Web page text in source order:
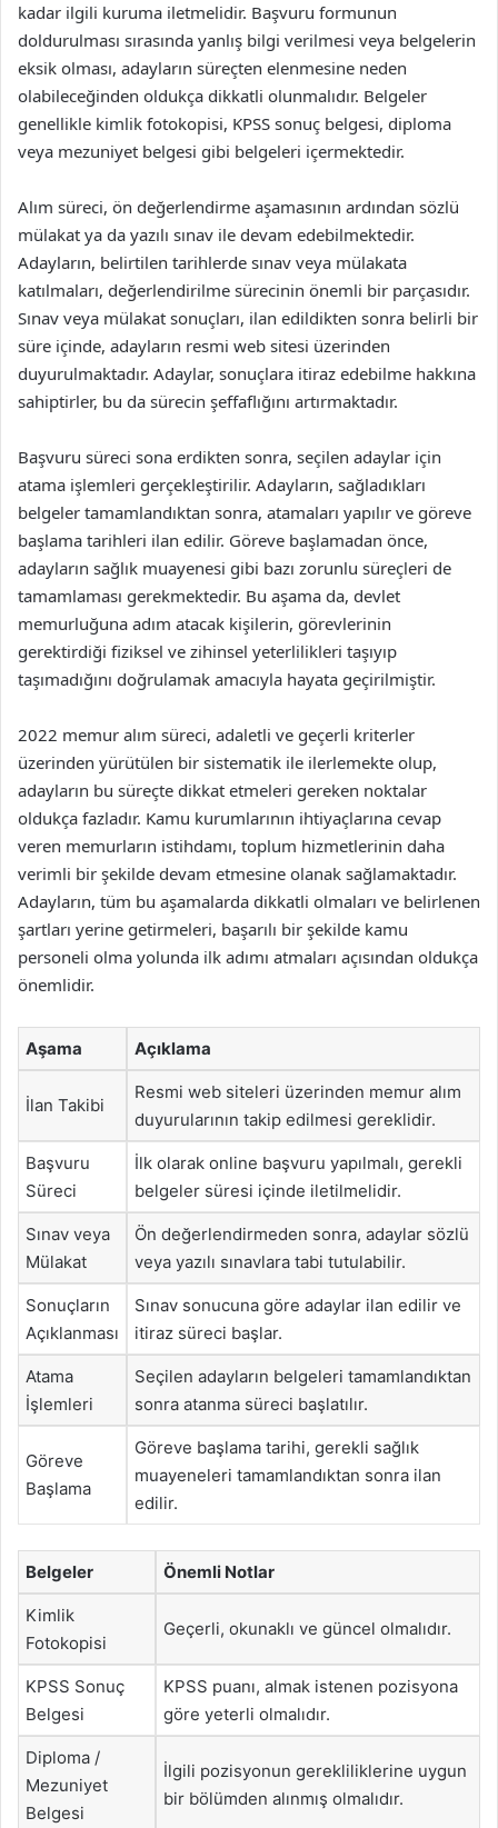
kadar ilgili kuruma iletmelidir. Başvuru formunun
doldurulması sırasında yanlış bilgi verilmesi veya belgelerin
eksik olması, adayların süreçten elenmesine neden
olabileceğinden oldukça dikkatli olunmalıdır. Belgeler
genellikle kimlik fotokopisi, KPSS sonuç belgesi, diploma
veya mezuniyet belgesi gibi belgeleri içermektedir.
Alım süreci, ön değerlendirme aşamasının ardından sözlü
mülakat ya da yazılı sınav ile devam edebilmektedir.
Adayların, belirtilen tarihlerde sınav veya mülakata
katılmaları, değerlendirilme sürecinin önemli bir parçasıdır.
Sınav veya mülakat sonuçları, ilan edildikten sonra belirli bir
süre içinde, adayların resmi web sitesi üzerinden
duyurulmaktadır. Adaylar, sonuçlara itiraz edebilme hakkına
sahiptirler, bu da sürecin şeffaflığını artırmaktadır.
Başvuru süreci sona erdikten sonra, seçilen adaylar için
atama işlemleri gerçekleştirilir. Adayların, sağladıkları
belgeler tamamlandıktan sonra, atamaları yapılır ve göreve
başlama tarihleri ilan edilir. Göreve başlamadan önce,
adayların sağlık muayenesi gibi bazı zorunlu süreçleri de
tamamlaması gerekmektedir. Bu aşama da, devlet
memurluğuna adım atacak kişilerin, görevlerinin
gerektirdiği fiziksel ve zihinsel yeterlilikleri taşıyıp
taşımadığını doğrulamak amacıyla hayata geçirilmiştir.
2022 memur alım süreci, adaletli ve geçerli kriterler
üzerinden yürütülen bir sistematik ile ilerlemekte olup,
adayların bu süreçte dikkat etmeleri gereken noktalar
oldukça fazladır. Kamu kurumlarının ihtiyaçlarına cevap
veren memurların istihdamı, toplum hizmetlerinin daha
verimli bir şekilde devam etmesine olanak sağlamaktadır.
Adayların, tüm bu aşamalarda dikkatli olmaları ve belirlenen
şartları yerine getirmeleri, başarılı bir şekilde kamu
personeli olma yolunda ilk adımı atmaları açısından oldukça
önemlidir.
Aşama Açıklama
İlan Takibi
Resmi web siteleri üzerinden memur alım
duyurularının takip edilmesi gereklidir.
Başvuru
Süreci
İlk olarak online başvuru yapılmalı, gerekli
belgeler süresi içinde iletilmelidir.
Sınav veya
Mülakat
Ön değerlendirmeden sonra, adaylar sözlü
veya yazılı sınavlara tabi tutulabilir.
Sonuçların
Açıklanması
Sınav sonucuna göre adaylar ilan edilir ve
itiraz süreci başlar.
Atama
İşlemleri
Seçilen adayların belgeleri tamamlandıktan
sonra atanma süreci başlatılır.
Göreve
Başlama
Göreve başlama tarihi, gerekli sağlık
muayeneleri tamamlandıktan sonra ilan
edilir.
Belgeler Önemli Notlar
Kimlik
Fotokopisi
Geçerli, okunaklı ve güncel olmalıdır.
KPSS Sonuç
Belgesi
KPSS puanı, almak istenen pozisyona
göre yeterli olmalıdır.
Diploma /
Mezuniyet
Belgesi
İlgili pozisyonun gerekliliklerine uygun
bir bölümden alınmış olmalıdır.